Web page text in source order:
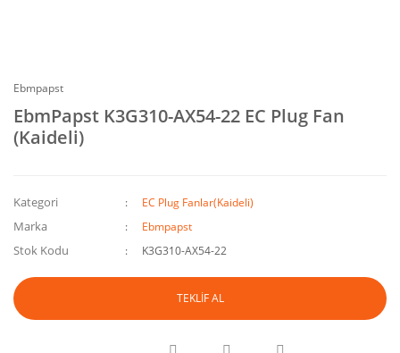
Ebmpapst
EbmPapst K3G310-AX54-22 EC Plug Fan
(Kaideli)
Kategori EC Plug Fanlar(Kaideli)
Marka Ebmpapst
Stok Kodu K3G310-AX54-22
TEKLİF AL